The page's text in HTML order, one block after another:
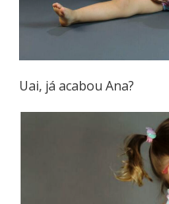
Uai, já acabou Ana?